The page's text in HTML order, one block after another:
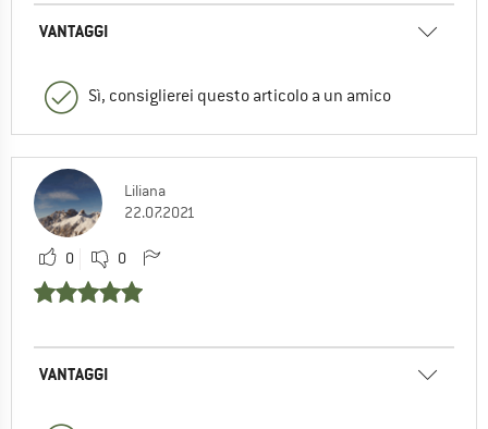
VANTAGGI
Sì, consiglierei questo articolo a un amico
Liliana
22.07.2021
0 0
VANTAGGI